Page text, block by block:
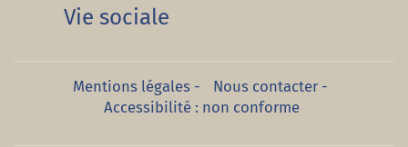
Vie sociale
Mentions légales- Nous contacter-
Accessibilité : non conforme